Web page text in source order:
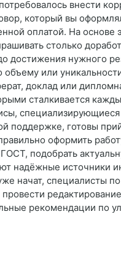
внести
который вы
оплатой. На основе
столько
достижения нужного
объему или
доклад или
сталкивается
специализирующиеся
поддержке, готовы
оформить
подобрать
надёжные источники
начат, специалисты
рекомендации по